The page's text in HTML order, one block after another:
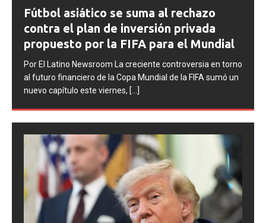
FIFA abre expedientes disciplinarios
contra Argentina tras los incidentes en
la final del Mundial 2026
Por El Latino Newsroom La FIFA inició una serie de
procesos disciplinarios contra la Asociación del Fútbol
Argentino (AFA), cuatro integrantes de la selección
argentina